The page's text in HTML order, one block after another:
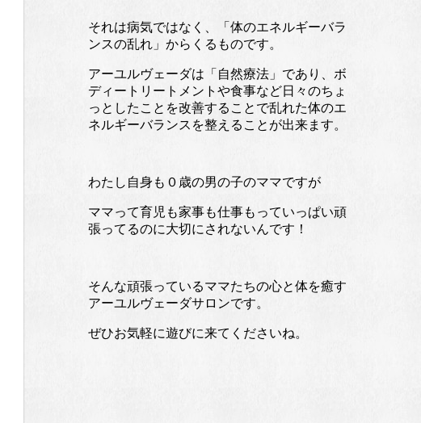
それは病気ではなく、「体のエネルギーバラ
ンスの乱れ」からくるものです。
アーユルヴェーダは「自然療法」であり、ボ
ディートリートメントや食事など日々のちょ
っとしたことを改善することで乱れた体のエ
ネルギーバランスを整えることが出来ます。
わたし自身も０歳の男の子のママですが
ママって育児も家事も仕事もっていっぱい頑
張ってるのに大切にされないんです！
そんな頑張っているママたちの心と体を癒す
アーユルヴェーダサロンです。
ぜひお気軽に遊びに来てくださいね。